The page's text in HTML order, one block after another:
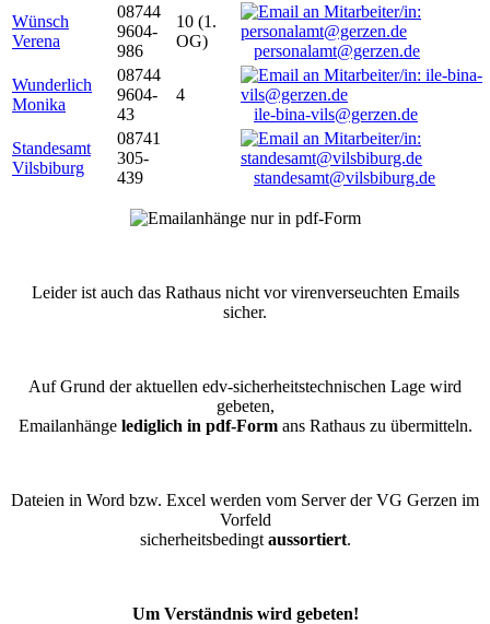
Wünsch
Verena
08744
9604-
986
10 (1.
OG)
personalamt@gerzen.de
Wunderlich
Monika
08744
9604-
43
4
ile-bina-vils@gerzen.de
Standesamt
Vilsbiburg
08741
305-
439
standesamt@vilsbiburg.de
Leider ist auch das Rathaus nicht vor virenverseuchten Emails
sicher.
Auf Grund der aktuellen edv-sicherheitstechnischen Lage wird
gebeten,
Emailanhänge lediglich in pdf-Formans Rathaus zu übermitteln.
Dateien in Word bzw. Excel werden vom Server der VG Gerzen im
Vorfeld
sicherheitsbedingt aussortiert.
Um Verständnis wird gebeten!